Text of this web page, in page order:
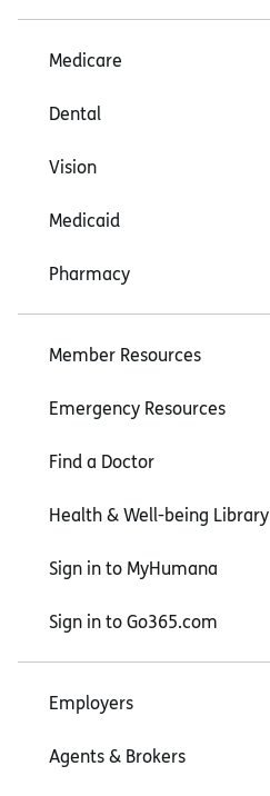
Medicare
Dental
Vision
Medicaid
Pharmacy
Member Resources
Emergency Resources
Find a Doctor
Health & Well-being Library
Sign in to MyHumana
Sign in to Go365.com
Employers
Agents & Brokers